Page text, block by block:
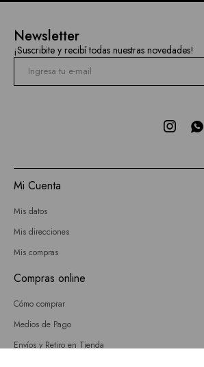
Newsletter
¡Suscribite y recibí todas nuestras novedades!
 
Mi Cuenta
Mis datos
Mis direcciones
Mis compras
Compras online
Cómo comprar
Medios de Pago
Envíos y Retiro en Tienda